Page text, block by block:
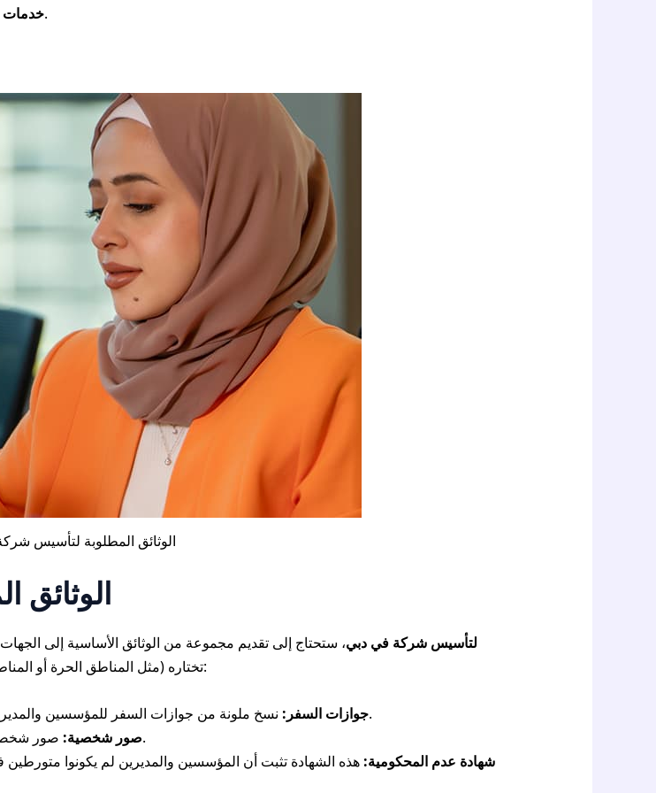
خدماتمثل المحاسبة، إدارة الرواتب، والاستشارات الإدارية.
الوثائق المطلوبة لتأسيس
لتأسيس شركة في دبي، ستحتاج إلى تقديم مجموعة من الوثائق الأساسية إلى الجهات
تختاره (مثل المناطق الحرة أو المناطق البرية). هنا نظرة عامة على الوثائق الأساسية التي قد تحتاج إليها:
جوازات السفر:نسخ ملونة من جوازات السفر للمؤسسين والمديرين والمساهمين. تأكد من أن جوازات السفر سارية المفعول.
صور شخصية:صور شخصية حديثة للمؤسسين والمديرين، عادة ما تكون خلفية بيضاء.
شهادة عدم المحكومية: هذه الشهادة تثبت أن المؤسسين والمديرين لم يكونوا